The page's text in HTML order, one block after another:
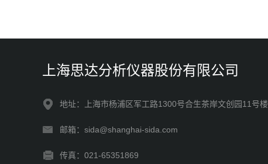
上海思达分析仪器股份有限公司
地址：上海市杨浦区军工路1300号合生茶岸文创园11号楼
邮箱：sida@shanghai-sida.com
传真：021-65351869